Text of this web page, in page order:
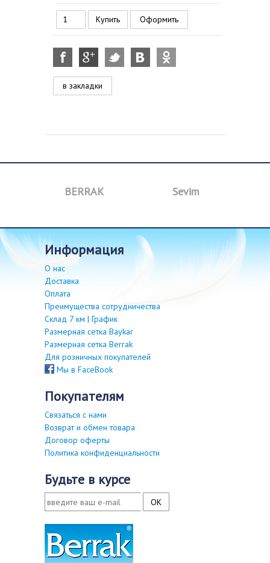
Оформить
в закладки
BERRAK Sevim
информация
О нас
Доставка
Оплата
Преимущества сотрудничества
Склад 7 км | График
Размерная сетка Baykar
Размерная сетка Berrak
Для розничных покупателей
Мы в FaceBook
покупателям
Связаться с нами
Возврат и обмен товара
Договор оферты
Политика конфиденциальности
будьте в курсе